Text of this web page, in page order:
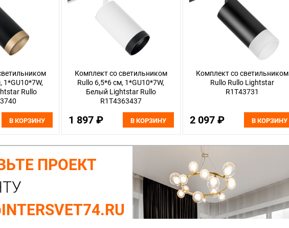
1*GU10*7W,
Rullo
В КОРЗИНУ
Комплект со светильником
Rullo 6,5*6 см, 1*GU10*7W,
Белый Lightstar Rullo
R1T4363437
1 897 ₽ В КОРЗИНУ
Комплект со светильником
Rullo Rullo Lightstar
R1T43731
2 097 ₽ В КОРЗИНУ
ПРОЕКТ